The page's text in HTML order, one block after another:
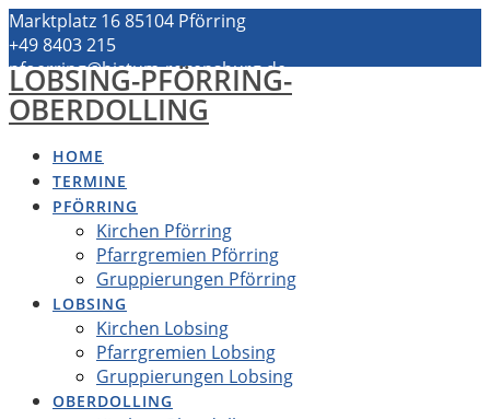
Zum
Inhalt
springen
Marktplatz 16 85104 Pförring
+49 8403 215
pfoerring@bistum-regensburg.de
LOBSING-PFÖRRING-
OBERDOLLING
HOME
TERMINE
PFÖRRING
Kirchen Pförring
Pfarrgremien Pförring
Gruppierungen Pförring
LOBSING
Kirchen Lobsing
Pfarrgremien Lobsing
Gruppierungen Lobsing
OBERDOLLING